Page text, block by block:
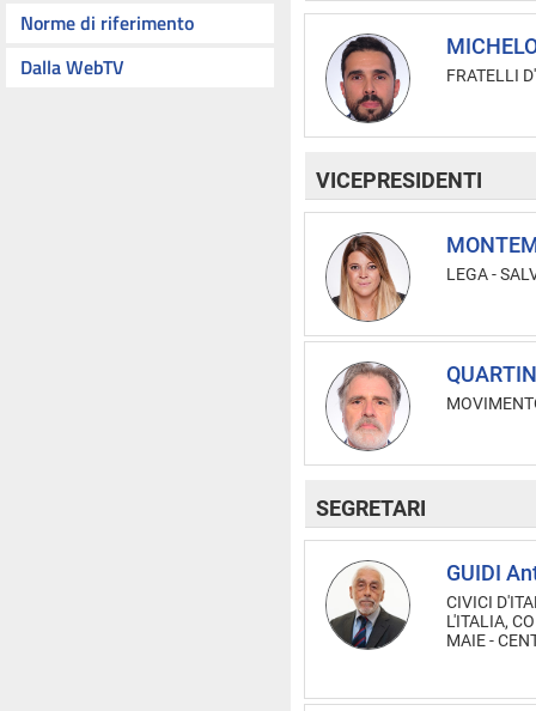
Norme di riferimento
Dalla WebTV
FRATELLI
VICEPRESIDENTI
LEGA -
SEGRETARI
GUIDI
CIVICI
L'ITALIA,
MAIE -